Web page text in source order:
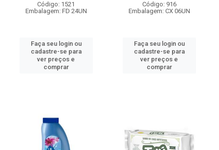
Código: 1521
Embalagem: FD 24UN
Faça seu login ou
cadastre-se para
ver preços e
comprar
Código: 916
Embalagem: CX 06UN
Faça seu login ou
cadastre-se para
ver preços e
comprar